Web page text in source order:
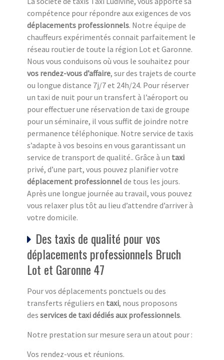
compétence pour répondre aux exigences de vos
déplacements professionnels. Notre équipe de
chauffeurs expérimentés connait parfaitement le
réseau routier de toute la région Lot et Garonne.
Nous vous conduisons où vous le souhaitez pour
vos rendez-vous d’affaire, sur des trajets de courte
ou longue distance 7j/7 et 24h/24. Pour réserver
un taxi de nuit pour un transfert à l’aéroport ou
pour effectuer une réservation de taxi de groupe
pour un séminaire, il vous suffit de joindre notre
permanence téléphonique. Notre service de taxis
s’adapte à vos besoins en vous garantissant un
service de transport de qualité.. Grâce à un taxi
privé, d’une part, vous pouvez planifier votre
déplacement professionnelde tous les jours.
Après une longue journée au travail, vous pouvez
vous relaxer plus tôt au lieu d’attendre d’arriver à
votre domicile.
Des taxis de qualité pour vos
déplacements professionnels Bruch
Lot et Garonne 47
Pour vos déplacements ponctuels ou des
transferts réguliers en taxi, nous proposons
des services de taxi dédiés aux professionnels.
Notre prestation sur mesure sera un atout pour :
Vos rendez-vous et réunions.